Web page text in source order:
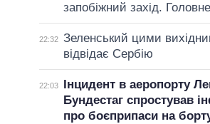
запобіжний захід.
22:32 Зеленський цими
відвідає Сербію
22:03
Інцидент в аеропорту
Бундестаг спростував
про боєприпаси на